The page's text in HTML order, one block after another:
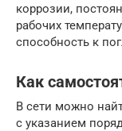
коррозии,
рабочих
способность к
Как
В сети можно
с указанием